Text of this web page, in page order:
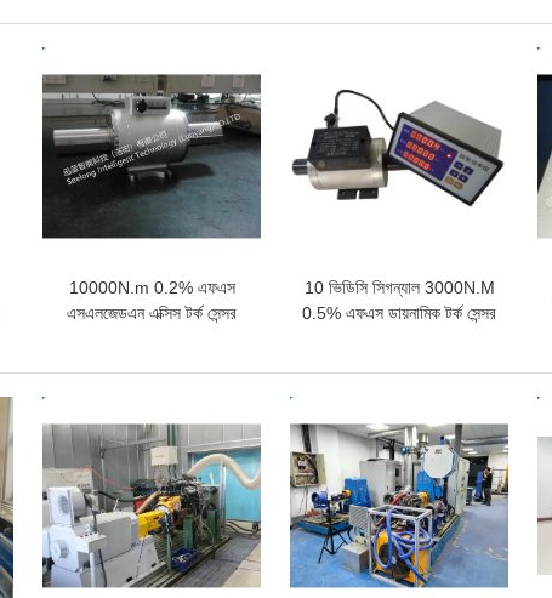
10000N.m 0.2% এফএস
এসএলজেডএন এক্সিস টর্ক সেন্সর
10 ভিডিসি সিগন্যাল 3000N.M
0.5% এফএস ডায়নামিক টর্ক সেন্সর